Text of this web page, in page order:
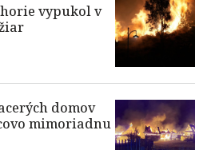
vypukol v
domov
mimoriadnu